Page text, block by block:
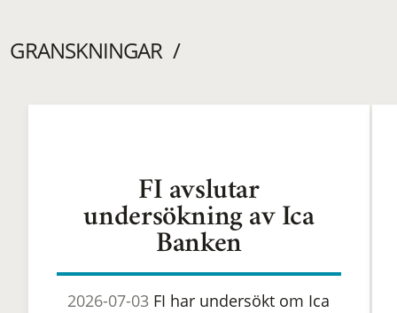
GRANSKNINGAR
FI avslutar
undersökning av Ica
Banken
2026-07-03 FI har undersökt om Ica